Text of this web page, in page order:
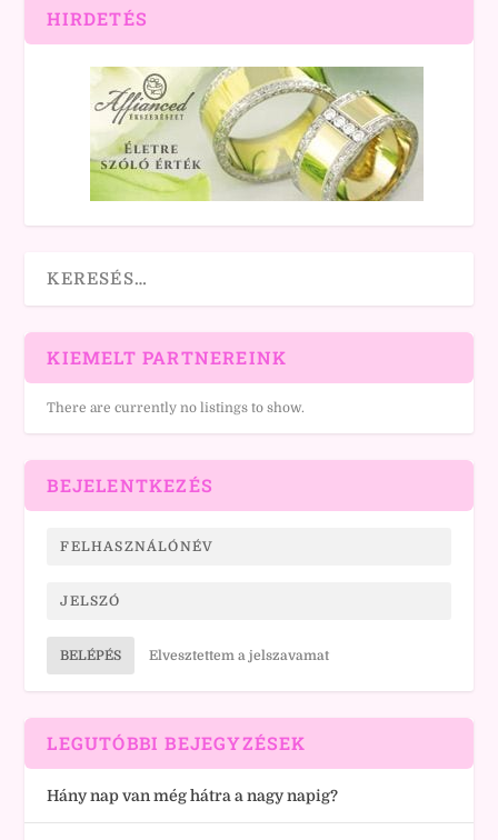
HIRDETÉS
KIEMELT PARTNEREINK
There are currently no listings to show.
BEJELENTKEZÉS
BELÉPÉS Elvesztettem a jelszavamat
LEGUTÓBBI BEJEGYZÉSEK
Hány nap van még hátra a nagy napig?